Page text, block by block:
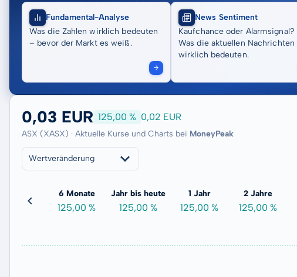
Fundamental-Analyse
Was die Zahlen wirklich bedeuten
– bevor der Markt es weiß.
News Sentiment
Kaufchance oder Alarmsignal?
Was die aktuellen Nachrichten
wirklich bedeuten.
0,03 EUR 125,00 % 0,02 EUR
ASX (XASX) · Aktuelle Kurse und Charts bei MoneyPeak
Wertveränderung
0,00 %
6 Monate
125,00 %
Jahr bis heute
125,00 %
1 Jahr
125,00 %
2 Jahre
125,00 %